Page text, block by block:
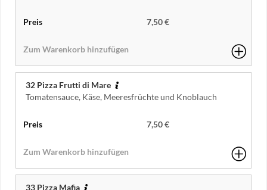
7,50 €
32 Pizza Frutti di Mare
Tomatensauce, Käse, Meeresfrüchte und Knoblauch
7,50 €
33 Pizza Mafia